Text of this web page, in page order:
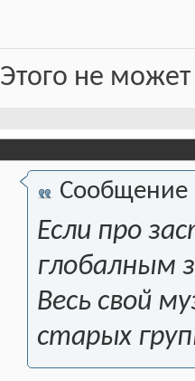
Этого не
Сообщение
Если про
глобалным
Весь свой
старых